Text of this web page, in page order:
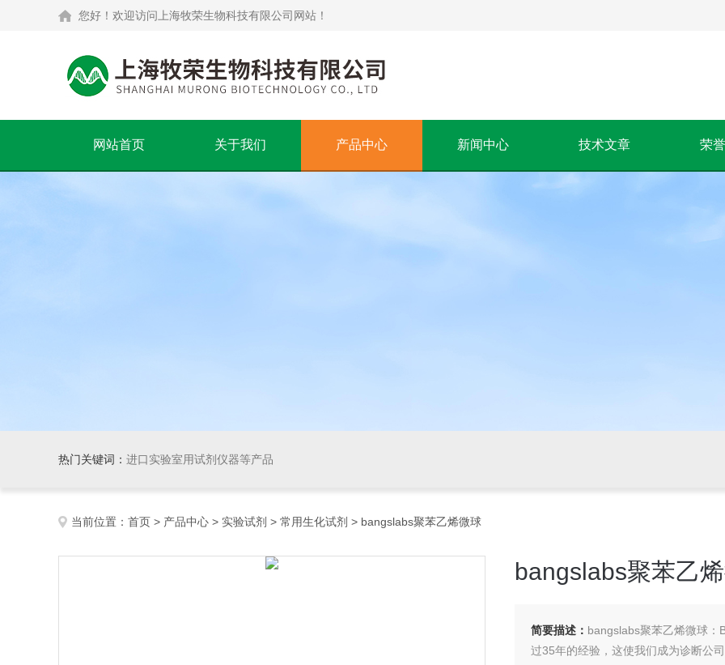
您好！欢迎访问上海牧荣生物科技有限公司网站！
网站首页 关于我们 产品中心 新闻中心 技术文章 荣
热门关键词： 进口实验室用试剂仪器等产品
当前位置： 首页 > 产品中心 > 实验试剂 > 常用生化试剂 > bangslabs聚苯乙烯微球
bangslabs聚苯乙
简要描述： bangslabs聚苯乙烯微球
过35年的经验，这使我们成为诊断公